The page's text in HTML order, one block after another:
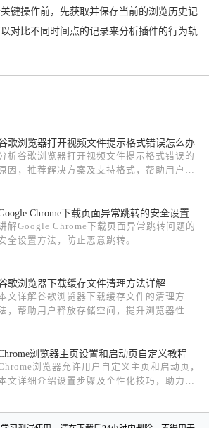
键操作前，先获取并保存当前的浏览历史记
对比不同时间点的记录来分析插件的行为轨
歌浏览器打开视频文件提示格式错误怎么办
析谷歌浏览器打开视频文件提示格式错误的
因，推荐解决方案及支持格式，帮助用户顺
解Google Chrome下载页面异常跳转问题的
全设置方法，防止恶意跳转。
歌浏览器下载缓存文件清理方法详解
文详解谷歌浏览器下载缓存文件的清理方
，帮助用户释放存储空间，提升浏览器性能
浏览器主页设置和启动页自定义教程
浏览器允许用户自定义主页和启动页，
文详细介绍设置步骤及个性化技巧，助力用